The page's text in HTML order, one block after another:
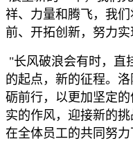
祥、力量和腾飞，我
前、开拓创新，努力实
"长风破浪会有时，直
的起点，新的征程。 洛
砺前行，以更加坚定
实的作风，迎接新的挑
在全体员工的共同努